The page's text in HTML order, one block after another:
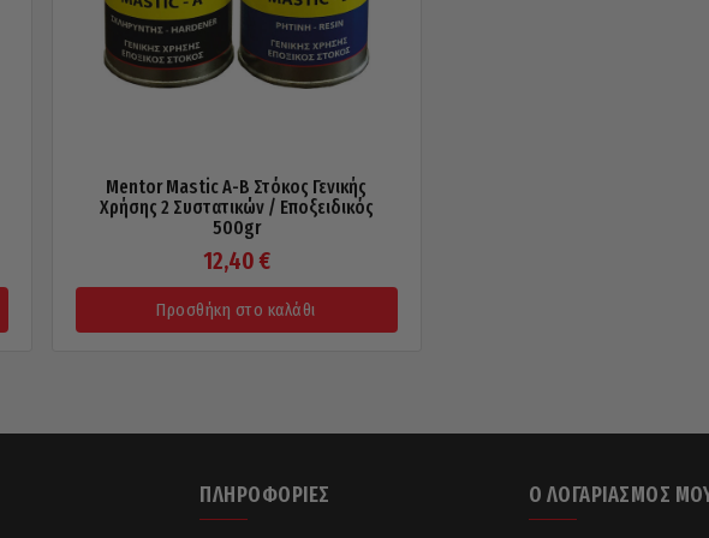
Mentor Mastic A-B Στόκος Γενικής
Χρήσης 2 Συστατικών / Εποξειδικός
500gr
12,40 €
Προσθήκη στο καλάθι
ΠΛΗΡΟΦΟΡΊΕΣ Ο ΛΟΓΑΡΙΑΣΜΌΣ